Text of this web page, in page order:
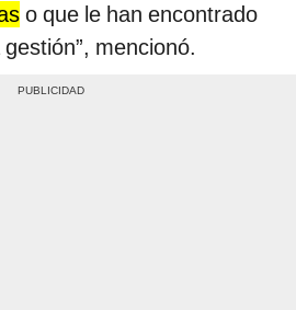
o que le han encontrado
mencionó.